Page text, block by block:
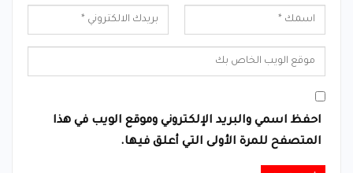
احفظ اسمي والبريد الإلكتروني وموقع الويب في هذا
المتصفح للمرة الأولى التي أعلق فيها.